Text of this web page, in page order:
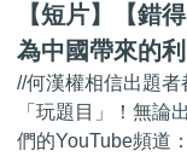
【短片】【錯
為中國帶來的
何漢權：出題
//何漢權相信出題
「玩題目」！無論
們的YouTube頻道